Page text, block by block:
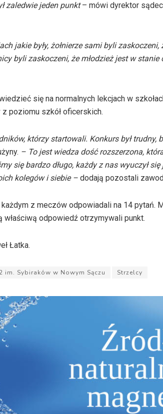
zaledwie jeden punkt– mówi dyrektor
jakie były, żołnierze sami byli zaskoczeni,
byli zaskoczeni, że młodzież jest w
się na normalnych lekcjach w
poziomu szkół oficerskich.
którzy startowali. Konkurs był trudny,
– To jest wiedza dość rozszerzona,
się bardzo długo, każdy z nas wyuczył
kolegów i siebie – dodają pozostali
każdym z meczów odpowiadali na 14 pytań.
odpowiedź otrzymywali punkt.
Łatka.
im. Sybiraków w Nowym Sączu Strzelcy